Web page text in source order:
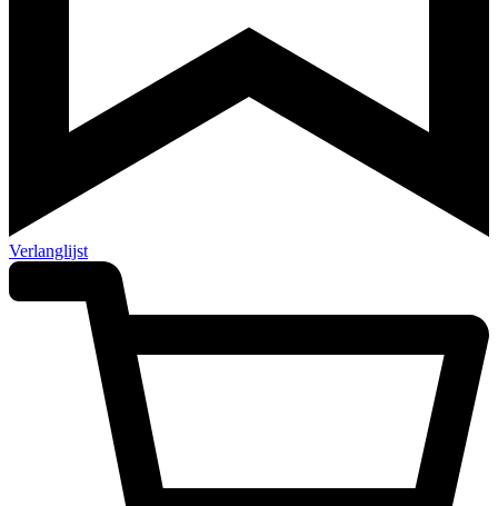
Verlanglijst